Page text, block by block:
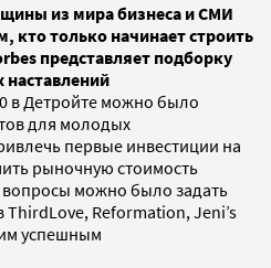
из мира бизнеса и СМИ
кто только начинает строить
представляет подборку
в Детройте можно было
для молодых
первые инвестиции на
рыночную стоимость
можно было задать
Reformation, Jeni’s
успешным